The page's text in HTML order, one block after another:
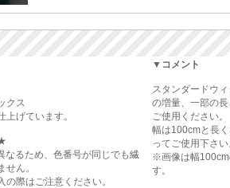
クス
上げています。
なるため、色番号が同じでも繊
ん。
の際はご注意ください。
▼コメント
スタンダードウ
の増量、一部の
ご使用ください。
幅は100cmと長
ってご使用下さい
※画像は幅100cm
す。